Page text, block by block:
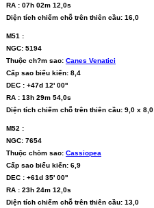
RA : 07h 02m 12,0s
Diện tích chiếm chỗ trên thiên cầu: 16,0
M51 :
NGC: 5194
Thuộc ch?m sao: Canes Venatici
Cấp sao biểu kiến: 8,4
DEC : +47d 12' 00''
RA : 13h 29m 54,0s
Diện tích chiếm chỗ trên thiên cầu: 9,0 x 8,0
M52 :
NGC: 7654
Thuộc chòm sao: Cassiopea
Cấp sao biểu kiến: 6,9
DEC : +61d 35' 00''
RA : 23h 24m 12,0s
Diện tích chiếm chỗ trên thiên cầu: 13,0